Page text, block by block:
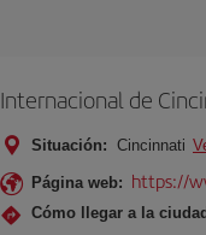
Internacional de
Situación: Cincinnati
Página web: https://
Cómo llegar a la